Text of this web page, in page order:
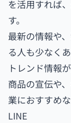
を活用すれば
す。
最新の情報や
る人も少なく
トレンド情報
商品の宣伝や
業におすすめな
LINE